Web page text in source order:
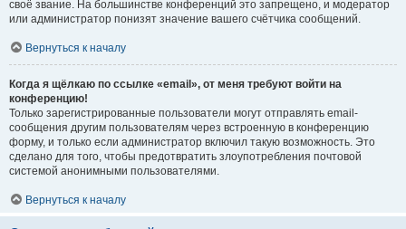
своё звание. На большинстве конференций это запрещено, и модератор
или администратор понизят значение вашего счётчика сообщений.
Вернуться к началу
Когда я щёлкаю по ссылке «email», от меня требуют войти на
конференцию!
Только зарегистрированные пользователи могут отправлять email-
сообщения другим пользователям через встроенную в конференцию
форму, и только если администратор включил такую возможность. Это
сделано для того, чтобы предотвратить злоупотребления почтовой
системой анонимными пользователями.
Вернуться к началу